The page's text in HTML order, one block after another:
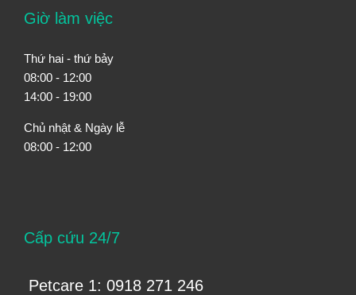
Giờ làm việc
Thứ hai - thứ bảy
08:00 - 12:00
14:00 - 19:00
Chủ nhật & Ngày lễ
08:00 - 12:00
Cấp cứu 24/7
Petcare 1: 0918 271 246